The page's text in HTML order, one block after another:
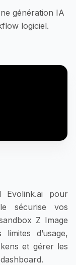
génération IA
logiciel.
Evolink.ai pour
sécurise vos
Z Image
d’usage,
et gérer les